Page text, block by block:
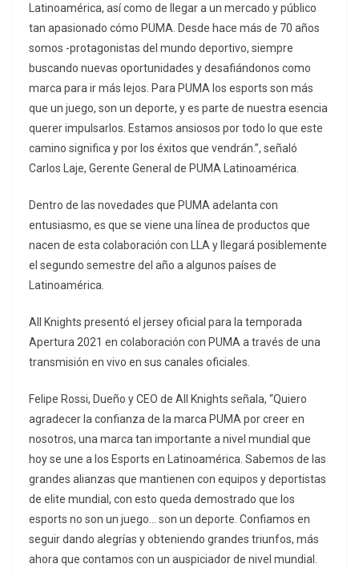
Latinoamérica, así como de llegar a un mercado y público
tan apasionado cómo PUMA. Desde hace más de 70 años
somos -protagonistas del mundo deportivo, siempre
buscando nuevas oportunidades y desafiándonos como
marca para ir más lejos. Para PUMA los esports son más
que un juego, son un deporte, y es parte de nuestra esencia
querer impulsarlos. Estamos ansiosos por todo lo que este
camino significa y por los éxitos que vendrán.”, señaló
Carlos Laje, Gerente General de PUMA Latinoamérica.
Dentro de las novedades que PUMA adelanta con
entusiasmo, es que se viene una línea de productos que
nacen de esta colaboración con LLA y llegará posiblemente
el segundo semestre del año a algunos países de
Latinoamérica.
All Knights presentó el jersey oficial para la temporada
Apertura 2021 en colaboración con PUMA a través de una
transmisión en vivo en sus canales oficiales.
Felipe Rossi, Dueño y CEO de All Knights señala, “Quiero
agradecer la confianza de la marca PUMA por creer en
nosotros, una marca tan importante a nivel mundial que
hoy se une a los Esports en Latinoamérica. Sabemos de las
grandes alianzas que mantienen con equipos y deportistas
de elite mundial, con esto queda demostrado que los
esports no son un juego… son un deporte. Confiamos en
seguir dando alegrías y obteniendo grandes triunfos, más
ahora que contamos con un auspiciador de nivel mundial.